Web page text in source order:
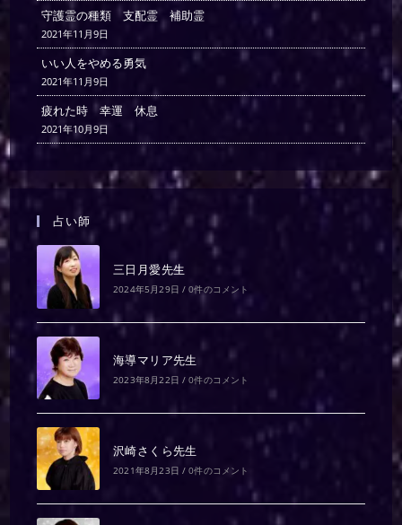
守護霊の種類 支配霊 補助霊
2021年11月9日
いい人をやめる勇気
2021年11月9日
疲れた時 幸運 休息
2021年10月9日
占い師
三日月愛先生
2024年5月29日 / 0件のコメント
海導マリア先生
2023年8月22日 / 0件のコメント
沢崎さくら先生
2021年8月23日 / 0件のコメント